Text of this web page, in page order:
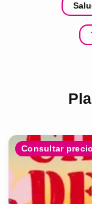
Consultar precio